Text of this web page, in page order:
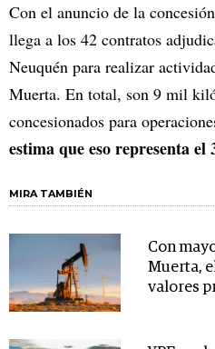
Con el anuncio de la
llega a los 42 contratos
Neuquén para realizar
Muerta. En total, son 9 mil
concesionados para
estima que eso representa
MIRA TAMBIÉN
Con
Muerta,
valores